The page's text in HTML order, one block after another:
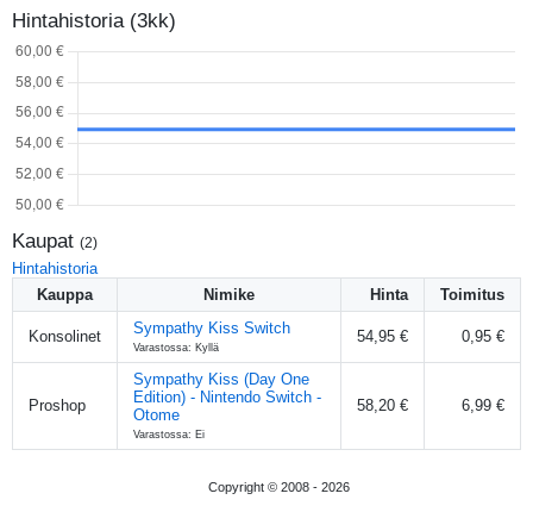
Hintahistoria (3kk)
Kaupat (2)
Hintahistoria
Kauppa
Nimike Hinta Toimitus
Konsolinet Sympathy Kiss Switch
Varastossa: Kyllä
54,95 € 0,95 €
Proshop
Sympathy Kiss (Day One
Edition) - Nintendo Switch -
Otome
Varastossa: Ei
58,20 € 6,99 €
Copyright © 2008 - 2026